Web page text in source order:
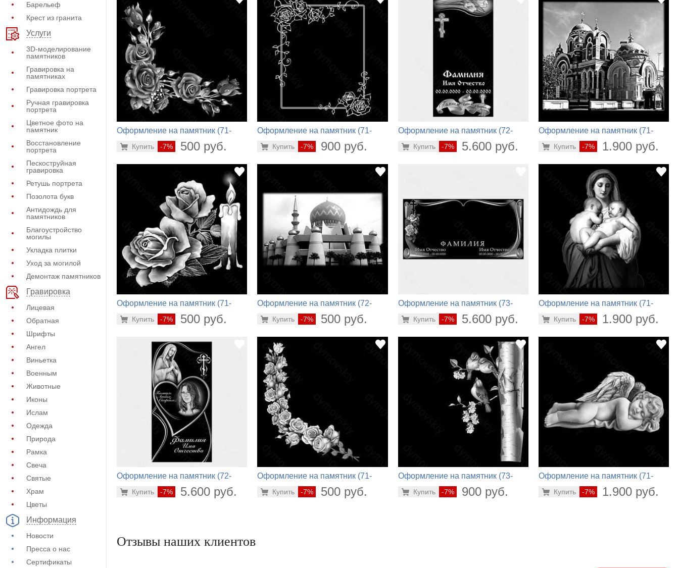
Барельеф
Крест из гранита
Услуги
3D-моделирование
памятников
Гравировка на
памятниках
Гравировка портрета
Ручная гравировка
портрета
Цветное фото на
памятник
Восстановление
портрета
Пескоструйная
гравировка
Ретушь портрета
Позолота букв
Антидождь для
памятников
Благоустройство
могилы
Укладка плитки
Уход за могилой
Демонтаж памятников
Гравировка
Лицевая
Обратная
Шрифты
Ангел
Виньетка
Военным
Животные
Иконы
Ислам
Одежда
Природа
Рамка
Свеча
Святые
Храм
Цветы
Информация
Новости
Пресса о нас
Сертификаты
Оформление на памятник (71-
-7% 500 руб.
Купить
Оформление на памятник (71-
-7% 900 руб.
Купить
Оформление на памятник (72-
-7% 5.600 руб.
Купить
Оформление на памятник (71-
-7% 1.900 руб.
Купить
Оформление на памятник (71-
-7% 500 руб.
Купить
Оформление на памятник (72-
-7% 500 руб.
Купить
Оформление на памятник (73-
-7% 5.600 руб.
Купить
Оформление на памятник (71-
-7% 1.900 руб.
Купить
Оформление на памятник (72-
-7% 5.600 руб.
Купить
Оформление на памятник (71-
-7% 500 руб.
Купить
Оформление на памятник (73-
-7% 900 руб.
Купить
Оформление на памятник (71-
-7% 1.900 руб.
Купить
Отзывы наших клиентов